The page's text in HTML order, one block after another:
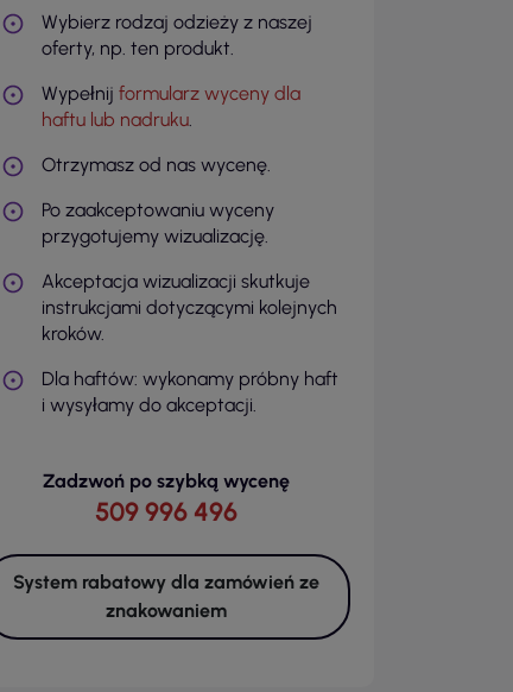
Wybierz rodzaj odzieży z naszej
oferty, np. ten produkt.
Wypełnij formularz wyceny dla
haftu lub nadruku.
Otrzymasz od nas wycenę.
Po zaakceptowaniu wyceny
przygotujemy wizualizację.
Akceptacja wizualizacji skutkuje
instrukcjami dotyczącymi kolejnych
kroków.
Dla haftów: wykonamy próbny haft
i wysyłamy do akceptacji.
Zadzwoń po szybką wycenę
509 996 496
System rabatowy dla zamówień ze
znakowaniem